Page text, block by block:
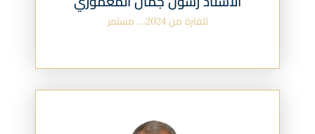
للفترة من 2024.... مستمر